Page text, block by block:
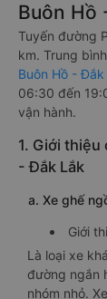
Buôn Hồ
Tuyến đường
km. Trung
Buôn Hồ -
06:30 đến
vận hành.
1. Giới thiệu
- Đắk Lắk
a. Xe ghế
Giới
Là loại xe
đường ngắn
nhóm nhỏ.